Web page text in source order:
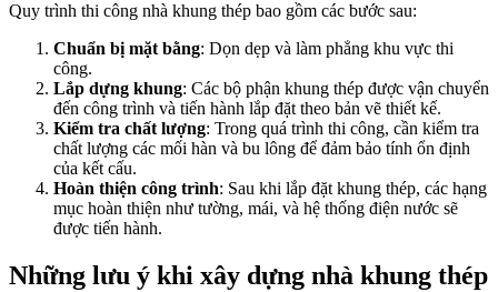
Quy trình thi công nhà khung thép bao gồm các bước sau:
Chuẩn bị mặt bằng: Dọn dẹp và làm phẳng khu vực thi
công.
Lắp dựng khung: Các bộ phận khung thép được vận chuyển
đến công trình và tiến hành lắp đặt theo bản vẽ thiết kế.
Kiểm tra chất lượng: Trong quá trình thi công, cần kiểm tra
chất lượng các mối hàn và bu lông để đảm bảo tính ổn định
của kết cấu.
Hoàn thiện công trình: Sau khi lắp đặt khung thép, các hạng
mục hoàn thiện như tường, mái, và hệ thống điện nước sẽ
được tiến hành.
Những lưu ý khi xây dựng nhà khung thép